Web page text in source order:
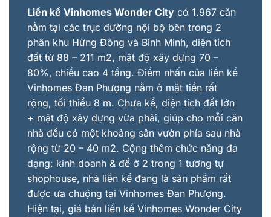
Liền kề Vinhomes Wonder City có 1.967 căn
nằm tại các trục đường nội bộ bên trong 2
phân khu Hừng Đông và Bình Minh, diện tích
đất từ 88 – 211 m2, mật độ xây dựng 70 –
80%, chiều cao 4 tầng. Điểm nhấn của liền kề
Vinhomes Đan Phượng nằm ở mặt tiền rất
rộng, tối thiểu 8 m. Chưa kể, diện tích đất lớn
+ mật độ xây dựng vừa phải, giúp cho mỗi căn
nhà đều có một khoảng sân vườn phía sau nhà
rộng từ 20 – 40 m2. Cộng thêm chức năng đa
dạng: kinh doanh & để ở 2 trong 1 tương tự
shophouse, nhà liền kề đang là sản phẩm rất
được ưa chuộng tại Vinhomes Đan Phượng.
Hiện tại, giá bán liền kề Vinhomes Wonder City